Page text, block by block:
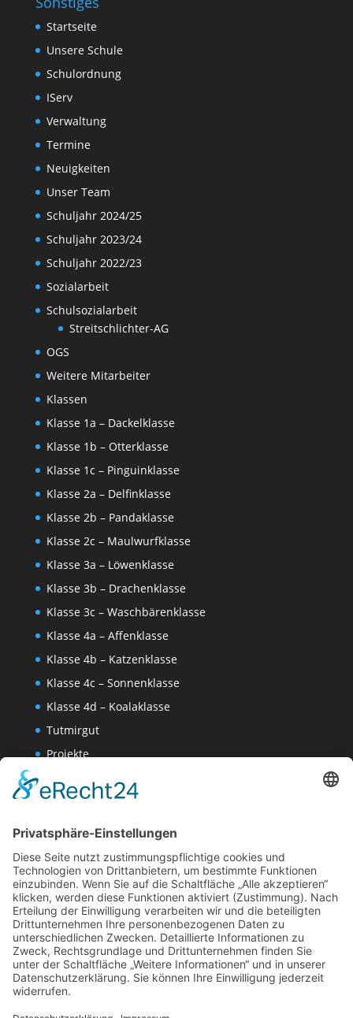
Startseite
Unsere Schule
Schulordnung
IServ
Verwaltung
Termine
Neuigkeiten
Unser Team
Schuljahr 2024/25
Schuljahr 2023/24
Schuljahr 2022/23
Sozialarbeit
Schulsozialarbeit
Streitschlichter-AG
OGS
Weitere Mitarbeiter
Klassen
Klasse 1a – Dackelklasse
Klasse 1b – Otterklasse
Klasse 1c – Pinguinklasse
Klasse 2a – Delfinklasse
Klasse 2b – Pandaklasse
Klasse 2c – Maulwurfklasse
Klasse 3a – Löwenklasse
Klasse 3b – Drachenklasse
Klasse 3c – Waschbärenklasse
Klasse 4a – Affenklasse
Klasse 4b – Katzenklasse
Klasse 4c – Sonnenklasse
Klasse 4d – Koalaklasse
Tutmirgut
Projekte
Wissenschaften-AG
Datenschutzerklärung
Website Administration